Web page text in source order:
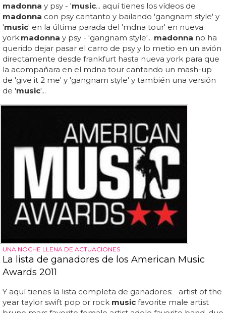
madonna y psy - 'music... aquí tienes los vídeos de
madonna con psy cantanto y bailando 'gangnam style' y
'music' en la última parada del 'mdna tour' en nueva
york:madonna y psy - 'gangnam style'... madonna no ha
querido dejar pasar el carro de psy y lo metio en un avión
directamente desde frankfurt hasta nueva york para que
la acompañara en el mdna tour cantando un mash-up
de 'give it 2 me' y 'gangnam style' y también una versión
de 'music'...
UNA NOCHE LLENA DE ACTUACIONES
La lista de ganadores de los American Music
Awards 2011
Y aquí tienes la lista completa de ganadores: artist of the
year taylor swift pop or rock music favorite male artist